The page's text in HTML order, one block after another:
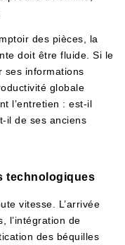
des pièces, la
doit être fluide. Si le
ses informations
globale
l’entretien : est-il
il de ses anciens
technologiques
vitesse. L’arrivée
l’intégration de
des béquilles